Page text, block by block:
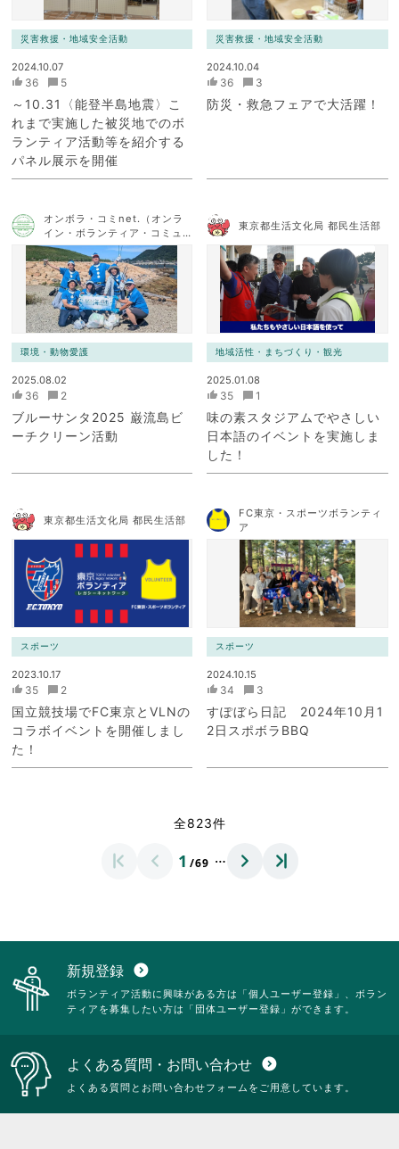
災害救援・地域安全活動
2024.10.07
36 5
～10.31〈能登半島地震〉こ
れまで実施した被災地でのボ
ランティア活動等を紹介する
パネル展示を開催
災害救援・地域安全活動
2024.10.04
36 3
防災・救急フェアで大活躍！
オンボラ・コミnet.（オンラ
イン・ボランティア・コミュ
ニケーション・ネットワー
ク）
環境・動物愛護
2025.08.02
36 2
ブルーサンタ2025 巌流島ビ
ーチクリーン活動
東京都生活文化局 都民生活部
地域活性・まちづくり・観光
2025.01.08
35 1
味の素スタジアムでやさしい
日本語のイベントを実施しま
した！
東京都生活文化局 都民生活部
スポーツ
2023.10.17
35 2
国立競技場でFC東京とVLNの
コラボイベントを開催しまし
た！
FC東京・スポーツボランティ
ア
スポーツ
2024.10.15
34 3
すぽぼら日記 2024年10月1
2日スポボラBBQ
全823件
1 /69 …
新規登録 expand_circle_down
ボランティア活動に興味がある方は「個人ユーザー登録」、ボラン
ティアを募集したい方は「団体ユーザー登録」ができます。
よくある質問・お問い合わせ expand_circle_down
よくある質問とお問い合わせフォームをご用意しています。